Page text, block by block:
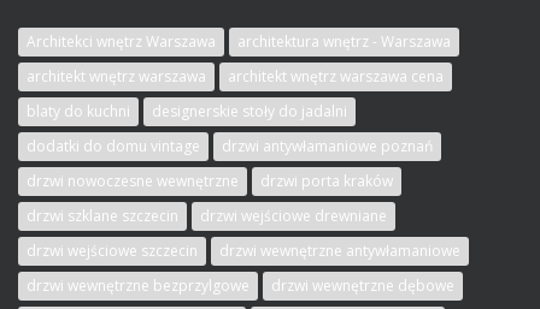
Architekci wnętrz Warszawa
architektura wnętrz - Warszawa
architekt wnętrz warszawa
architekt wnętrz warszawa cena
blaty do kuchni
designerskie stoły do jadalni
dodatki do domu vintage
drzwi antywłamaniowe poznań
drzwi nowoczesne wewnętrzne
drzwi porta kraków
drzwi szklane szczecin
drzwi wejściowe drewniane
drzwi wejściowe szczecin
drzwi wewnętrzne antywłamaniowe
drzwi wewnętrzne bezprzylgowe
drzwi wewnętrzne dębowe